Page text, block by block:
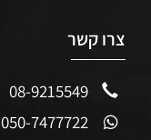
צרו קשר
08-9215549
050-7477722